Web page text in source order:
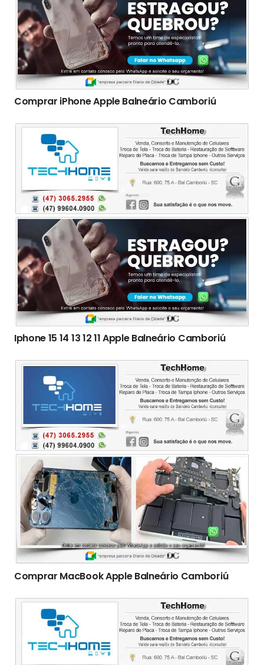
Comprar iPhone Apple Balneário Camboriú
Iphone 15 14 13 12 11 Apple Balneário Camboriú
Comprar MacBook Apple Balneário Camboriú